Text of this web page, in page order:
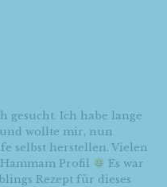
gesucht. Ich habe lange
wollte mir, nun
selbst herstellen. Vielen
Profil
Es war
Rezept für dieses